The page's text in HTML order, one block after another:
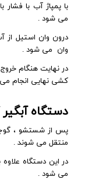
با پمپاژ آب با
می شود .
درون وان استیل از
وان می شود .
در نهایت هنگام
کشی نهایی انجام می
دستگاه
پس از شستشو ،
منتقل می شوند .
در این دستگاه
می شود .